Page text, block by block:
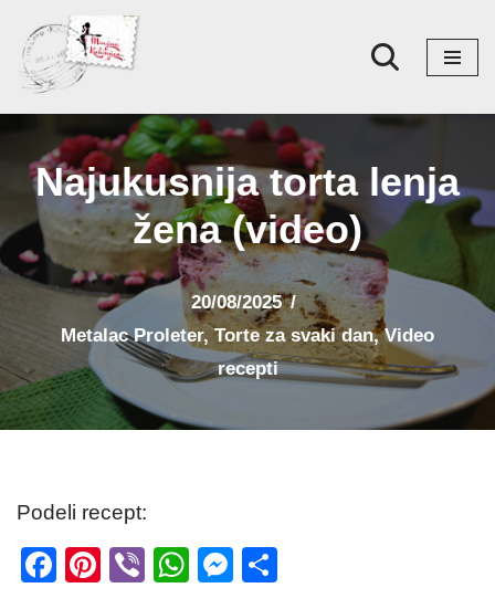
Skoči
na
sadržaj
Najukusnija torta lenja
žena (video)
20/08/2025
Metalac Proleter,Torte za svaki dan,Video
recepti
Podeli recept:
F
Pi
Vi
W
M